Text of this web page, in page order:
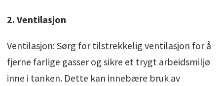
2. Ventilasjon
Ventilasjon: Sørg for tilstrekkelig ventilasjon for å
fjerne farlige gasser og sikre et trygt arbeidsmiljø
inne i tanken. Dette kan innebære bruk av